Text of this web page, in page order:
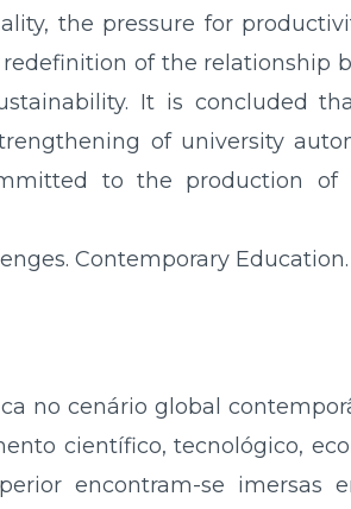
the pressure for
of the relationship
It is concluded
of university
to the production of
Contemporary
no cenário global
científico, tecnológico,
encontram-se imersas